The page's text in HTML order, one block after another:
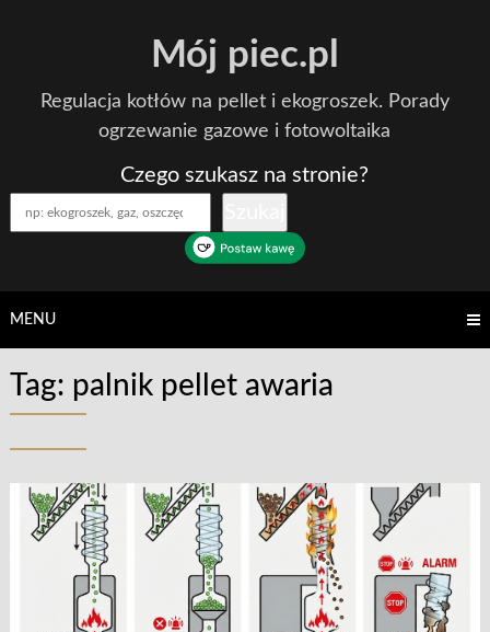
Mój piec.pl
Regulacja kotłów na pellet i ekogroszek. Porady
ogrzewanie gazowe i fotowoltaika
Czego szukasz na stronie?
MENU
Tag: palnik pellet awaria